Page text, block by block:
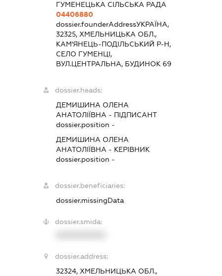
ГУМЕНЕЦЬКА СІЛЬСЬКА РАДА
04406880
dossier.founderAddressУКРАЇНА,
32325, ХМЕЛЬНИЦЬКА ОБЛ.,
КАМ'ЯНЕЦЬ-ПОДІЛЬСЬКИЙ Р-Н,
СЕЛО ГУМЕНЦІ,
ВУЛ.ЦЕНТРАЛЬНА, БУДИНОК 69
dossier.heads:
ДЕМИШИНА ОЛЕНА
АНАТОЛІЇВНА - ПІДПИСАНТ
dossier.position -
ДЕМИШИНА ОЛЕНА
АНАТОЛІЇВНА - КЕРІВНИК
dossier.position -
dossier.beneficiaries:
dossier.missingData
dossier.smida:
dossier.address:
32324, ХМЕЛЬНИЦЬКА ОБЛ.,